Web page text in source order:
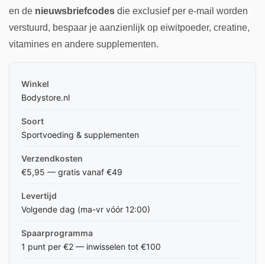
en de nieuwsbriefcodes die exclusief per e-mail worden
verstuurd, bespaar je aanzienlijk op eiwitpoeder, creatine,
vitamines en andere supplementen.
Winkel
Bodystore.nl
Soort
Sportvoeding & supplementen
Verzendkosten
€5,95 — gratis vanaf €49
Levertijd
Volgende dag (ma-vr vóór 12:00)
Spaarprogramma
1 punt per €2 — inwisselen tot €100